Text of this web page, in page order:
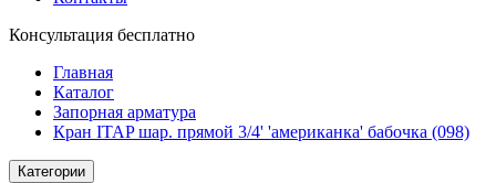
Консультация бесплатно
Главная
Каталог
Запорная арматура
Кран ITAP шар. прямой 3/4' 'американка' бабочка (098)
Категории